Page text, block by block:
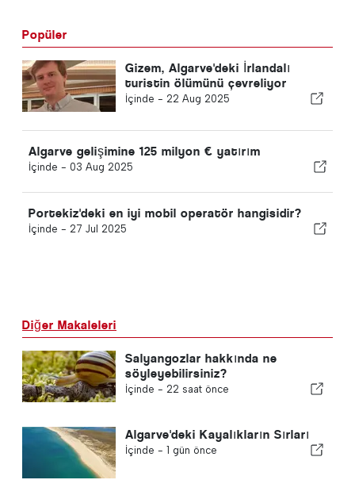
Popüler
Gizem, Algarve'deki İrlandalı
turistin ölümünü çevreliyor
İçinde - 22 Aug 2025
Algarve gelişimine 125 milyon € yatırım
İçinde - 03 Aug 2025
Portekiz'deki en iyi mobil operatör hangisidir?
İçinde - 27 Jul 2025
Diğer Makaleleri
Salyangozlar hakkında ne
söyleyebilirsiniz?
İçinde - 22 saat önce
Algarve'deki Kayalıkların Sırları
İçinde - 1 gün önce